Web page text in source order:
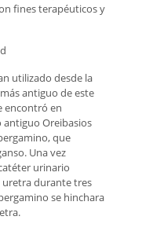
fines terapéuticos y
utilizado desde la
antiguo de este
encontró en
antiguo Oreibasios
que
Una vez
urinario
durante tres
se hinchara